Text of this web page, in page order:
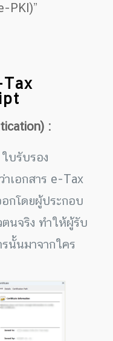
PKI)”
:
บรับรอง
เอกสาร e-Tax
กโดยผู้ประกอบ
นจริง ทำให้ผู้รับ
รนั้นมาจากใคร